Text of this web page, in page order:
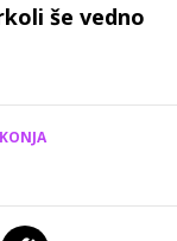
še vedno